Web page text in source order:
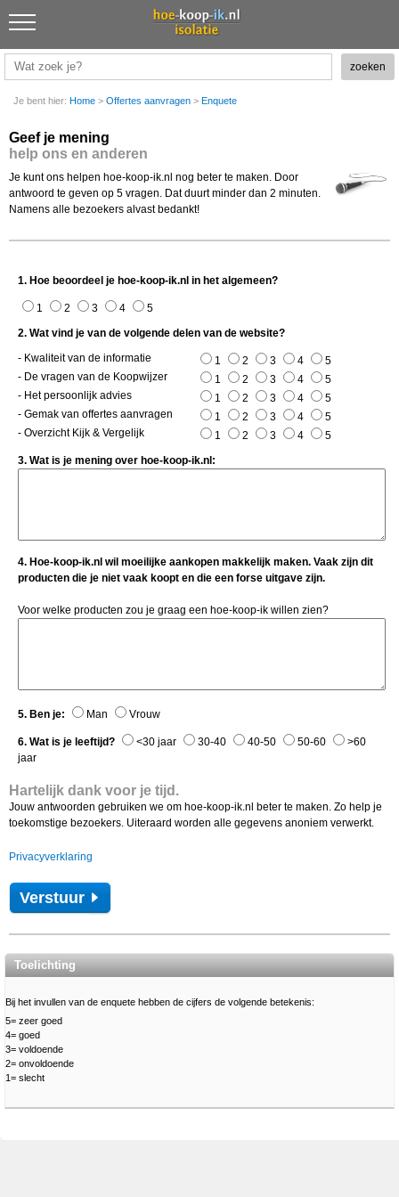
Je bent hier: Home > Offertes aanvragen > Enquete
Geef je mening
help ons en anderen
Je kunt ons helpen hoe-koop-ik.nl nog beter te maken. Door
antwoord te geven op 5 vragen. Dat duurt minder dan 2 minuten.
Namens alle bezoekers alvast bedankt!
1. Hoe beoordeel je hoe-koop-ik.nl in het algemeen?
1 2 3 4
5
2. Wat vind je van de volgende delen van de website?
- Kwaliteit van de informatie
1 2 3 4
5
- De vragen van de Koopwijzer
1 2 3 4
5
- Het persoonlijk advies
1 2 3 4
5
- Gemak van offertes aanvragen
1 2 3 4
5
- Overzicht Kijk & Vergelijk
1 2 3 4
5
3. Wat is je mening over hoe-koop-ik.nl:
4. Hoe-koop-ik.nl wil moeilijke aankopen makkelijk maken. Vaak zijn dit
producten die je niet vaak koopt en die een forse uitgave zijn.
Voor welke producten zou je graag een hoe-koop-ik willen zien?
5. Ben je: Man Vrouw
6. Wat is je leeftijd? <30 jaar 30-40 40-50 50-60
>60
jaar
Hartelijk dank voor je tijd.
Jouw antwoorden gebruiken we om hoe-koop-ik.nl beter te maken. Zo help je
toekomstige bezoekers. Uiteraard worden alle gegevens anoniem verwerkt.
Privacyverklaring
Verstuur
Toelichting
Bij het invullen van de enquete hebben de cijfers de volgende betekenis:
5= zeer goed
4= goed
3= voldoende
2= onvoldoende
1= slecht